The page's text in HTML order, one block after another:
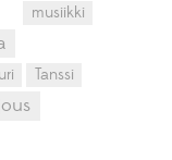
musiikki
Tanssi